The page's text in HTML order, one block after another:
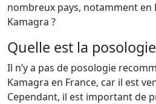
nombreux pays, notamment en
Kamagra ?
Quelle est la
Il n’y a pas de posologie
Kamagra en France, car il est
Cependant, il est important de